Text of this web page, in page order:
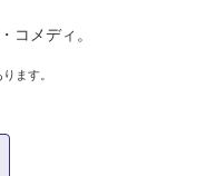
コメディ。
ます。